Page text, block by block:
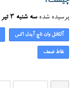
پرسیده شده سه شنبه ۳ تیر ۱۳۹۳
آلکاتل وان تاچ آیدل اکس
نقاط ضعف